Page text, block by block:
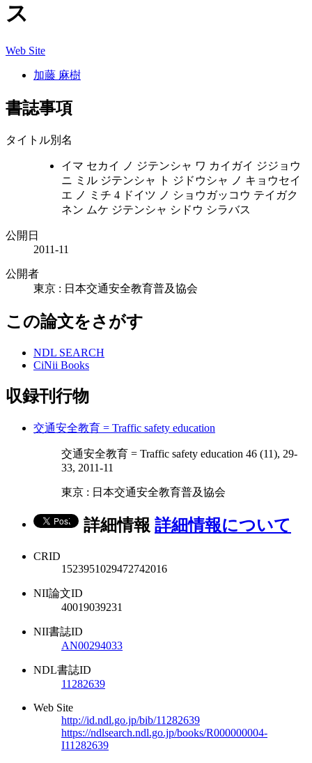
ス
Web Site
加藤 麻樹
書誌事項
タイトル別名
イマ セカイ ノ ジテンシャ ワ カイガイ ジジョウ
ニ ミル ジテンシャ ト ジドウシャ ノ キョウセイ
エ ノ ミチ 4 ドイツ ノ ショウガッコウ テイガク
ネン ムケ ジテンシャ シドウ シラバス
公開日
2011-11
公開者
東京 : 日本交通安全教育普及協会
この論文をさがす
NDL SEARCH
CiNii Books
収録刊行物
交通安全教育 = Traffic safety education
交通安全教育 = Traffic safety education 46 (11), 29-
33, 2011-11
東京 : 日本交通安全教育普及協会
詳細情報 詳細情報について
CRID
1523951029472742016
NII論文ID
40019039231
NII書誌ID
AN00294033
NDL書誌ID
11282639
Web Site
http://id.ndl.go.jp/bib/11282639
https://ndlsearch.ndl.go.jp/books/R000000004-
I11282639